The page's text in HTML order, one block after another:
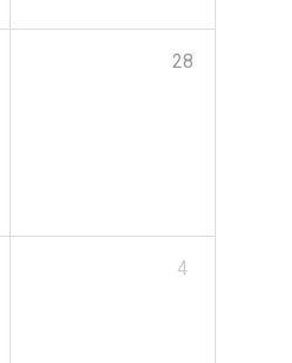
28
4